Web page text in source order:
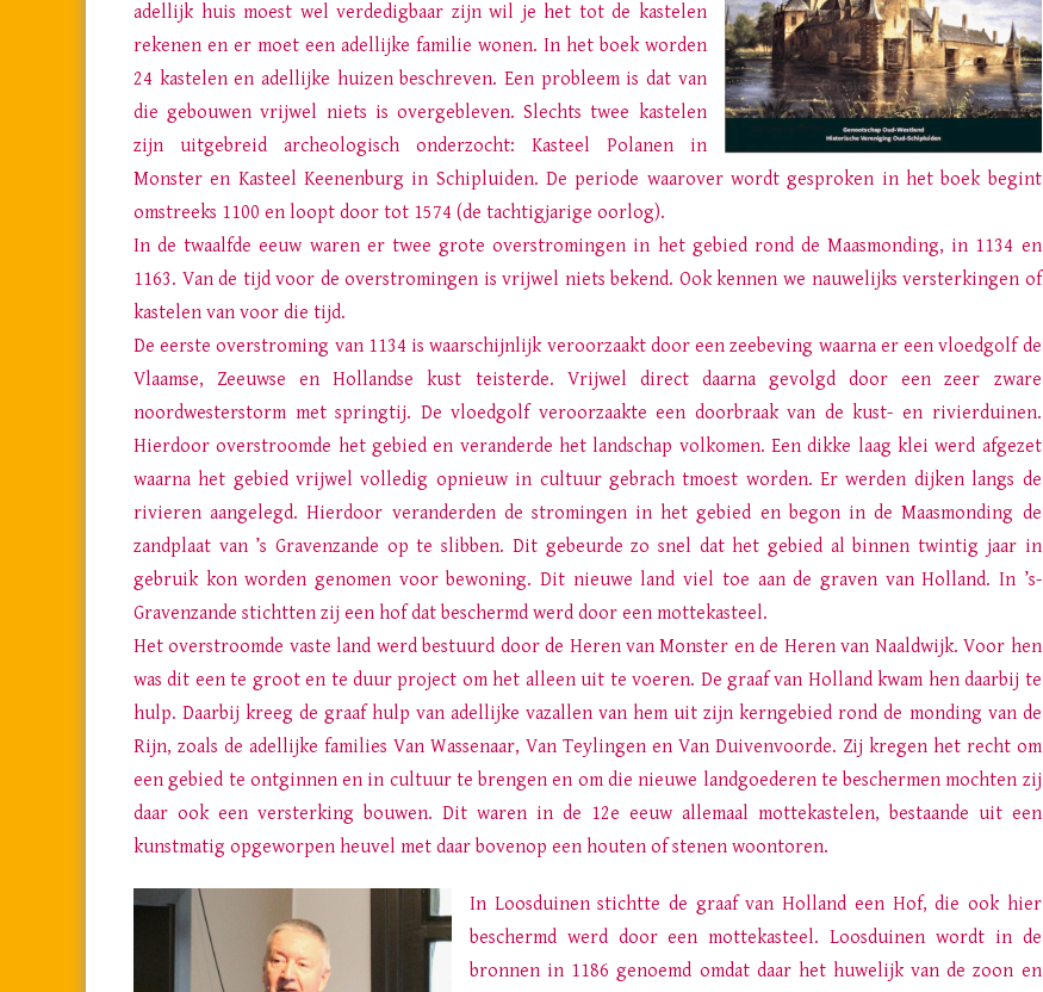
adellijk huis moest wel verdedigbaar zijn wil je het tot de kastelen
rekenen en er moet een adellijke familie wonen. In het boek worden
24 kastelen en adellijke huizen beschreven. Een probleem is dat van
die gebouwen vrijwel niets is overgebleven. Slechts twee kastelen
zijn uitgebreid archeologisch onderzocht: Kasteel Polanen in
Monster en Kasteel Keenenburg in Schipluiden. De periode waarover wordt gesproken in het boek begint
omstreeks 1100 en loopt door tot 1574 (de tachtigjarige oorlog).
In de twaalfde eeuw waren er twee grote overstromingen in het gebied rond de Maasmonding, in 1134 en
1163. Van de tijd voor de overstromingen is vrijwel niets bekend. Ook kennen we nauwelijks versterkingen of
kastelen van voor die tijd.
De eerste overstroming van 1134 is waarschijnlijk veroorzaakt door een zeebeving waarna er een vloedgolf de
Vlaamse, Zeeuwse en Hollandse kust teisterde. Vrijwel direct daarna gevolgd door een zeer zware
noordwesterstorm met springtij. De vloedgolf veroorzaakte een doorbraak van de kust- en rivierduinen.
Hierdoor overstroomde het gebied en veranderde het landschap volkomen. Een dikke laag klei werd afgezet
waarna het gebied vrijwel volledig opnieuw in cultuur gebrach tmoest worden. Er werden dijken langs de
rivieren aangelegd. Hierdoor veranderden de stromingen in het gebied en begon in de Maasmonding de
zandplaat van ’s Gravenzande op te slibben. Dit gebeurde zo snel dat het gebied al binnen twintig jaar in
gebruik kon worden genomen voor bewoning. Dit nieuwe land viel toe aan de graven van Holland. In ’s-
Gravenzande stichtten zij een hof dat beschermd werd door een mottekasteel.
Het overstroomde vaste land werd bestuurd door de Heren van Monster en de Heren van Naaldwijk. Voor hen
was dit een te groot en te duur project om het alleen uit te voeren. De graaf van Holland kwam hen daarbij te
hulp. Daarbij kreeg de graaf hulp van adellijke vazallen van hem uit zijn kerngebied rond de monding van de
Rijn, zoals de adellijke families Van Wassenaar, Van Teylingen en Van Duivenvoorde. Zij kregen het recht om
een gebied te ontginnen en in cultuur te brengen en om die nieuwe landgoederen te beschermen mochten zij
daar ook een versterking bouwen. Dit waren in de 12e eeuw allemaal mottekastelen, bestaande uit een
kunstmatig opgeworpen heuvel met daar bovenop een houten of stenen woontoren.
In Loosduinen stichtte de graaf van Holland een Hof, die ook hier
beschermd werd door een mottekasteel. Loosduinen wordt in de
bronnen in 1186 genoemd omdat daar het huwelijk van de zoon en